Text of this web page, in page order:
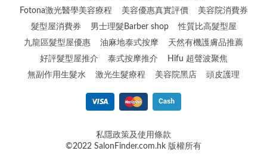
Fotona激光醫學美容療程
美容優惠真實評價
美容院消費券
髮型屋消費券
男士理髮Barber shop
性質比高髮型屋
九龍區髮型屋優惠
油麻地泰式按摩
天然有機護膚品推薦
好評髮型屋推介
泰式按摩推介
Hifu 超聲波聚焦
無副作用生髮水
激光生髮療程 美容院黑店 頭皮護理
私隱政策及使用條款
©2022 SalonFinder.com.hk 版權所有